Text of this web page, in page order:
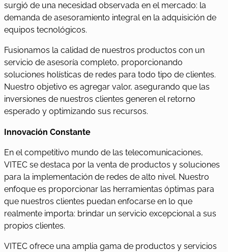
surgió de una necesidad observada en el mercado: la
demanda de asesoramiento integral en la adquisición de
equipos tecnológicos.
Fusionamos la calidad de nuestros productos con un
servicio de asesoría completo, proporcionando
soluciones holísticas de redes para todo tipo de clientes.
Nuestro objetivo es agregar valor, asegurando que las
inversiones de nuestros clientes generen el retorno
esperado y optimizando sus recursos.
Innovación Constante
En el competitivo mundo de las telecomunicaciones,
VITEC se destaca por la venta de productos y soluciones
para la implementación de redes de alto nivel. Nuestro
enfoque es proporcionar las herramientas óptimas para
que nuestros clientes puedan enfocarse en lo que
realmente importa: brindar un servicio excepcional a sus
propios clientes.
VITEC ofrece una amplia gama de productos y servicios